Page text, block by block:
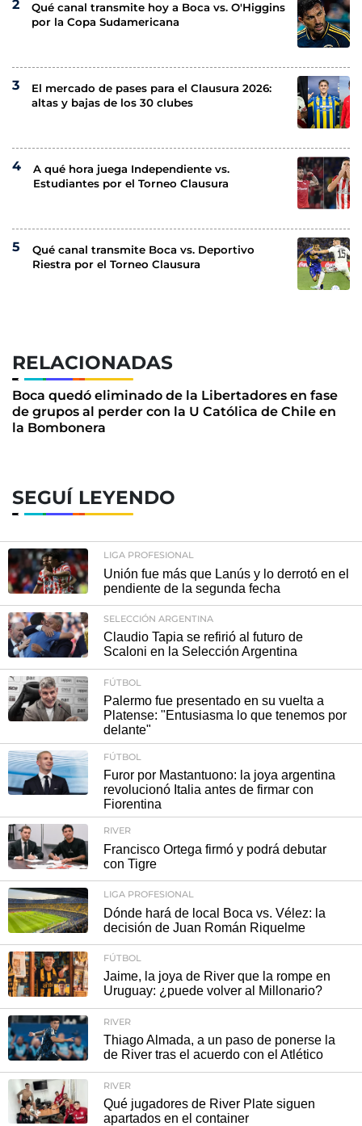
RELACIONADAS
Boca quedó eliminado de la Libertadores en fase
de grupos al perder con la U Católica de Chile en
la Bombonera
Qué canal transmite hoy a Boca vs. O'Higgins
por la Copa Sudamericana
El mercado de pases para el Clausura 2026:
altas y bajas de los 30 clubes
A qué hora juega Independiente vs.
Estudiantes por el Torneo Clausura
Qué canal transmite Boca vs. Deportivo
Riestra por el Torneo Clausura
SEGUÍ LEYENDO
LIGA PROFESIONAL
Unión fue más que Lanús y lo derrotó en el
pendiente de la segunda fecha
SELECCIÓN ARGENTINA
Claudio Tapia se refirió al futuro de
Scaloni en la Selección Argentina
FÚTBOL
Palermo fue presentado en su vuelta a
Platense: "Entusiasma lo que tenemos por
delante"
FÚTBOL
Furor por Mastantuono: la joya argentina
revolucionó Italia antes de firmar con
Fiorentina
RIVER
Francisco Ortega firmó y podrá debutar
con Tigre
LIGA PROFESIONAL
Dónde hará de local Boca vs. Vélez: la
decisión de Juan Román Riquelme
FÚTBOL
Jaime, la joya de River que la rompe en
Uruguay: ¿puede volver al Millonario?
RIVER
Thiago Almada, a un paso de ponerse la
de River tras el acuerdo con el Atlético
RIVER
Qué jugadores de River Plate siguen
apartados en el container